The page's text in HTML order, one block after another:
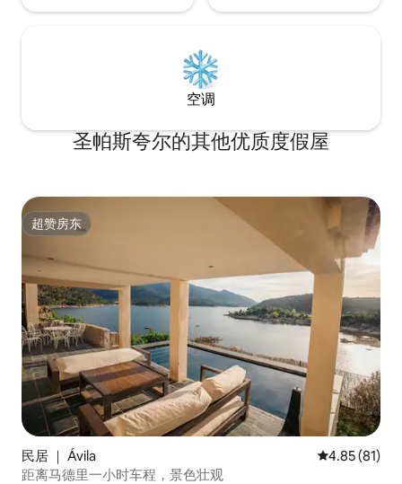
空调
圣帕斯夸尔的其他优质度假屋
超赞房东
超赞房东
民居 ｜ Ávila‎ 平均评分
4.85 (81)
距离马德里一小时车程，景色壮观